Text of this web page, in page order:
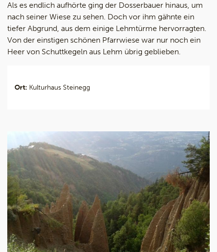
Als es endlich aufhörte ging der Dosserbauer hinaus, um
nach seiner Wiese zu sehen. Doch vor ihm gähnte ein
tiefer Abgrund, aus dem einige Lehmtürme hervorragten.
Von der einstigen schönen Pfarrwiese war nur noch ein
Heer von Schuttkegeln aus Lehm übrig geblieben.
Ort: Kulturhaus Steinegg